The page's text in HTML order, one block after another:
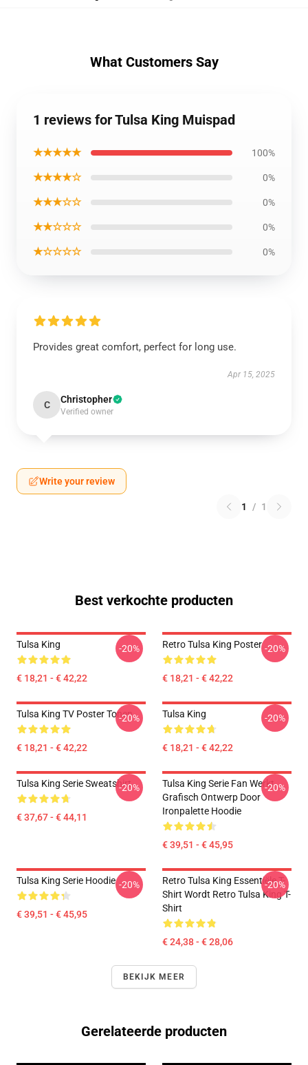
What Customers Say
1 reviews for Tulsa King Muispad
★★★★★ 100%
★★★★☆ 0%
★★★☆☆ 0%
★★☆☆☆ 0%
★☆☆☆☆ 0%
Provides great comfort, perfect for long use.
Apr 15, 2025
C Christopher
Verified owner
Write your review
1 / 1
Best verkochte producten
Tulsa King
€ 18,21 - € 42,22
-20% Retro Tulsa King Poster
€ 18,21 - € 42,22
-20%
Tulsa King TV Poster Tonen
€ 18,21 - € 42,22
-20% Tulsa King
€ 18,21 - € 42,22
-20%
Tulsa King Serie Sweatshirt
€ 37,67 - € 44,11
-20%
Tulsa King Serie Fan Werkt
Grafisch Ontwerp Door
Ironpalette Hoodie
€ 39,51 - € 45,95
-20%
Tulsa King Serie Hoodie
€ 39,51 - € 45,95
-20%
Retro Tulsa King Essentiële T-
Shirt Wordt Retro Tulsa King T-
Shirt
€ 24,38 - € 28,06
-20%
BEKIJK MEER
Gerelateerde producten